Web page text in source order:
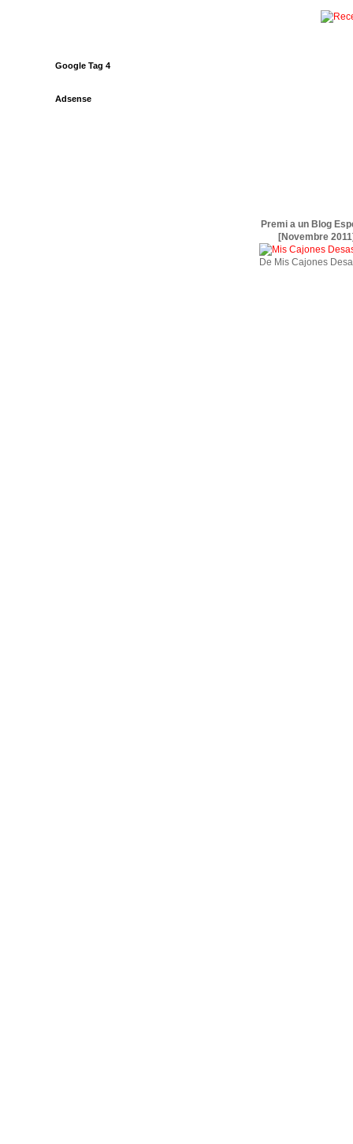
Google Tag 4
Adsense
Premi a un Blog
[Novembre
De Mis Cajones